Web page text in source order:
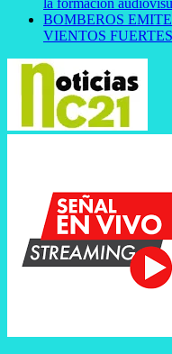
la formación
BOMBEROS
VIENTOS FUERTES